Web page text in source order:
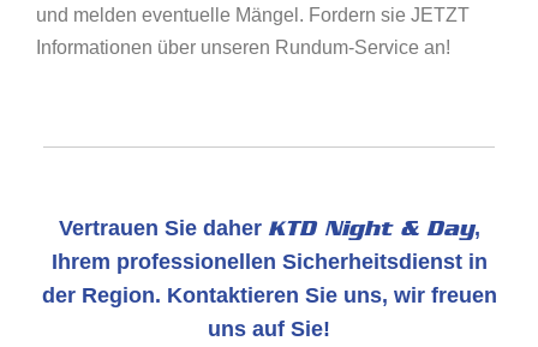
und melden eventuelle Mängel. Fordern sie JETZT
Informationen über unseren Rundum-Service an!
Vertrauen Sie daher KTD Night & Day,
Ihrem professionellen Sicherheitsdienst in
der Region. Kontaktieren Sie uns, wir freuen
uns auf Sie!